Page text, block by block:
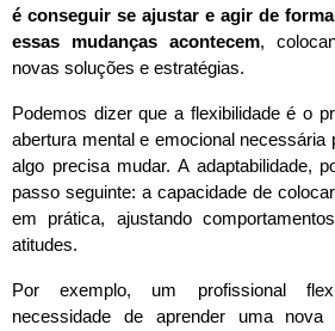
é conseguir se ajustar e agir de
essas mudanças acontecem,
novas soluções e estratégias.
Podemos dizer que a flexibilidade é o
abertura mental e emocional necessária
algo precisa mudar. A adaptabilidade,
passo seguinte: a capacidade de
em prática, ajustando
atitudes.
Por exemplo, um profissional
necessidade de aprender uma nova